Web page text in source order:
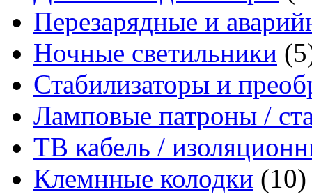
Перезарядные и
Ночные светильники
Стабилизаторы и
Ламповые патроны /
ТВ кабель /
Клемнные колодки (10)